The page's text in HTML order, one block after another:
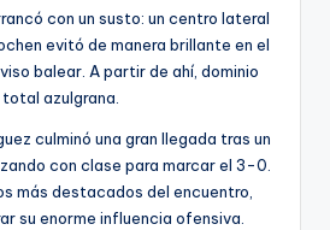
con un susto: un centro lateral
evitó de manera brillante en el
balear. A partir de ahí, dominio
total azulgrana.
culminó una gran llegada tras un
con clase para marcar el 3-0.
más destacados del encuentro,
su enorme influencia ofensiva.